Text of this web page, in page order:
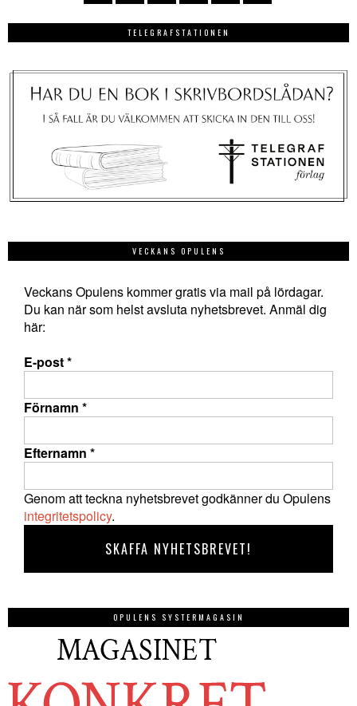
TELEGRAFSTATIONEN
VECKANS OPULENS
Veckans Opulens kommer gratis via mail på lördagar.
Du kan när som helst avsluta nyhetsbrevet. Anmäl dig
här:
E-post*
Förnamn *
Efternamn *
Genom att teckna nyhetsbrevet godkänner du Opulens
integritetspolicy.
OPULENS SYSTERMAGASIN